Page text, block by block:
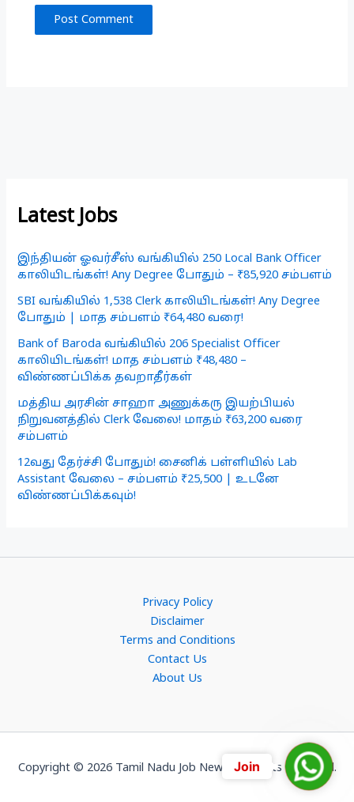
Latest Jobs
இந்தியன் ஓவர்சீஸ் வங்கியில் 250 Local Bank Officer
காலியிடங்கள்! Any Degree போதும் – ₹85,920 சம்பளம்
SBI வங்கியில் 1,538 Clerk காலியிடங்கள்! Any Degree
போதும் | மாத சம்பளம் ₹64,480 வரை!
Bank of Baroda வங்கியில் 206 Specialist Officer
காலியிடங்கள்! மாத சம்பளம் ₹48,480 –
விண்ணப்பிக்க தவறாதீர்கள்
மத்திய அரசின் சாஹா அணுக்கரு இயற்பியல்
நிறுவனத்தில் Clerk வேலை! மாதம் ₹63,200 வரை
சம்பளம்
12வது தேர்ச்சி போதும்! சைனிக் பள்ளியில் Lab
Assistant வேலை – சம்பளம் ₹25,500 | உடனே
விண்ணப்பிக்கவும்!
Privacy Policy
Disclaimer
Terms and Conditions
Contact Us
About Us
Copyright © 2026 Tamil Nadu Job News. All Rights Reserved.
Join
Join